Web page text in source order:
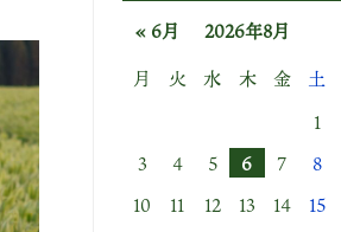
2026年8月
月
火 水 木 金 土
1
3
4 5 6 7 8
10
11 12 13 14 15
« 6月